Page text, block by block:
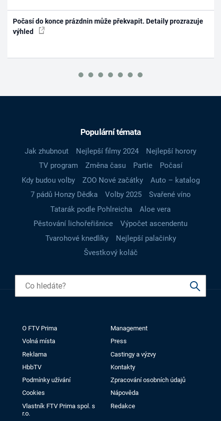
Počasí do konce prázdnin může překvapit. Detaily prozrazuje
výhled
Populární témata
Jak zhubnout Nejlepší filmy 2024
Nejlepší horory
TV program
Změna času Partie
Počasí
Kdy budou volby
ZOO Nové začátky
Auto – katalog
7 pádů Honzy Dědka
Volby 2025
Svařené víno
Tatarák podle Pohlreicha
Aloe vera
Pěstování lichořeřišnice
Výpočet ascendentu
Tvarohové knedlíky
Nejlepší palačinky
Švestkový koláč
O FTV Prima
Management
Volná místa
Press
Reklama
Castingy a výzvy
HbbTV
Kontakty
Podmínky užívání
Zpracování osobních údajů
Cookies
Nápověda
Vlastník FTV Prima spol. s
r.o.
Redakce